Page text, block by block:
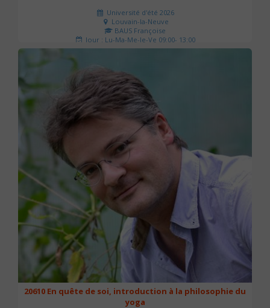
Université d'été 2026
Louvain-la-Neuve
BAUS Françoise
Jour : Lu-Ma-Me-Je-Ve 09:00- 13:00
Nombre de séances : 3
20610 En quête de soi, introduction à la philosophie du
yoga